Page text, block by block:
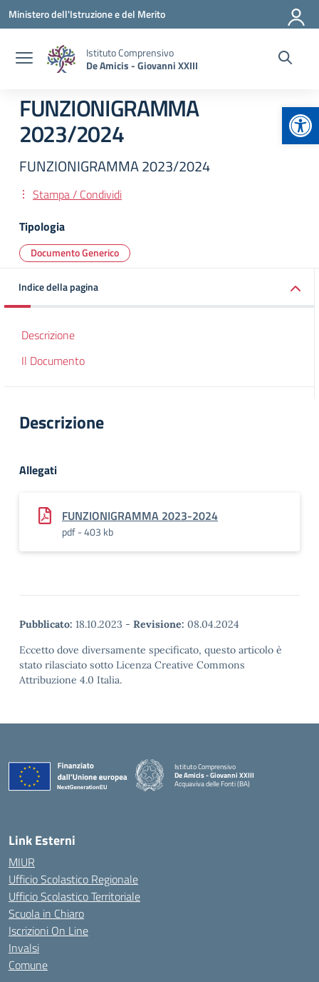
Vai ai contenuti
Vai al menu di navigazione
Vai al footer
Ministero dell'Istruzione e del Merito
Istituto Comprensivo
De Amicis - Giovanni XXIII
FUNZIONIGRAMMA
2023/2024
FUNZIONIGRAMMA 2023/2024
Stampa / Condividi
Tipologia
Documento Generico
Indice della pagina
Descrizione
Il Documento
Descrizione
Allegati
FUNZIONIGRAMMA 2023-2024
pdf - 403 kb
Pubblicato: 18.10.2023 - Revisione: 08.04.2024
Eccetto dove diversamente specificato, questo articolo è
stato rilasciato sotto Licenza Creative Commons
Attribuzione 4.0 Italia.
Istituto Comprensivo
De Amicis - Giovanni XXIII
Acquaviva delle Fonti (BA)
— Visita la pagina iniziale della scuola
Link Esterni
MIUR
Ufficio Scolastico Regionale
Ufficio Scolastico Territoriale
Scuola in Chiaro
Iscrizioni On Line
Invalsi
Comune